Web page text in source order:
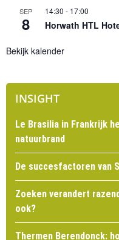
SEP
8
14:30 - 17:00
Horwath HTL
Bekijk kalender
INSIGHT
Le Brasilia in Frankrijk
natuurbrand
De succesfactoren van
Zoeken verandert
ook?
Thermen Berendonck: